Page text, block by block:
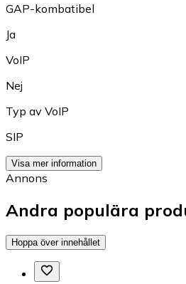
GAP-kombatibel
Ja
VoIP
Nej
Typ av VoIP
SIP
Visa mer information
Annons
Andra populära
Hoppa över innehållet